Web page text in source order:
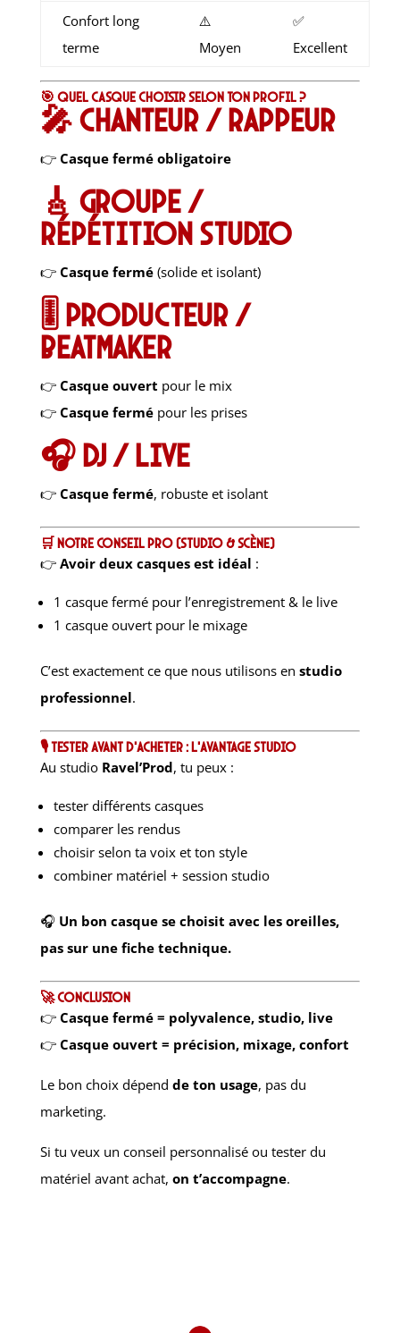
Confort long
terme
⚠️
Moyen
✅
Excellent
🎯 Quel casque choisir selon TON profil ?
🎤 Chanteur / rappeur
👉 Casque fermé obligatoire
🎸 Groupe /
répétition studio
👉 Casque fermé(solide et isolant)
🎚 Producteur /
beatmaker
👉 Casque ouvert pour le mix
👉 Casque fermépour les prises
🎧 DJ / live
👉 Casque fermé, robuste et isolant
🛒 Notre conseil pro (studio & scène)
👉 Avoir deux casques est idéal :
1 casque fermé pour l’enregistrement & le live
1 casque ouvert pour le mixage
C’est exactement ce que nous utilisons en studio
professionnel.
🎙 Tester avant d’acheter : l’avantage studio
Au studio Ravel’Prod, tu peux :
tester différents casques
comparer les rendus
choisir selon ta voix et ton style
combiner matériel + session studio
🎧 Un bon casque se choisit avec les oreilles,
pas sur une fiche technique.
🚀 Conclusion
👉 Casque fermé = polyvalence, studio, live
👉 Casque ouvert = précision, mixage, confort
Le bon choix dépend de ton usage, pas du
marketing.
Si tu veux un conseil personnalisé ou tester du
matériel avant achat, on t’accompagne.